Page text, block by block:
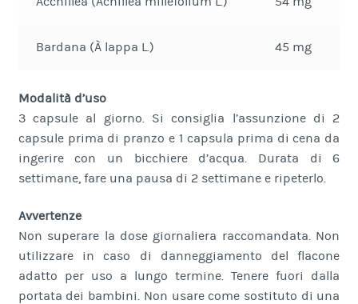
Bardana (À lappa L.) 45 mg
Modalità d’uso
3 capsule al giorno. Si consiglia l’assunzione di 2
capsule prima di pranzo e 1 capsula prima di cena da
ingerire con un bicchiere d’acqua. Durata di 6
settimane, fare una pausa di 2 settimane e ripeterlo.
Avvertenze
Non superare la dose giornaliera raccomandata. Non
utilizzare in caso di danneggiamento del flacone
adatto per uso a lungo termine. Tenere fuori dalla
portata dei bambini. Non usare come sostituto di una